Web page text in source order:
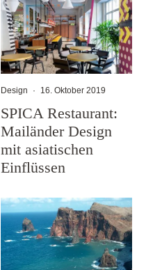
Design · 16. Oktober 2019
SPICA Restaurant:
Mailänder Design
mit asiatischen
Einflüssen